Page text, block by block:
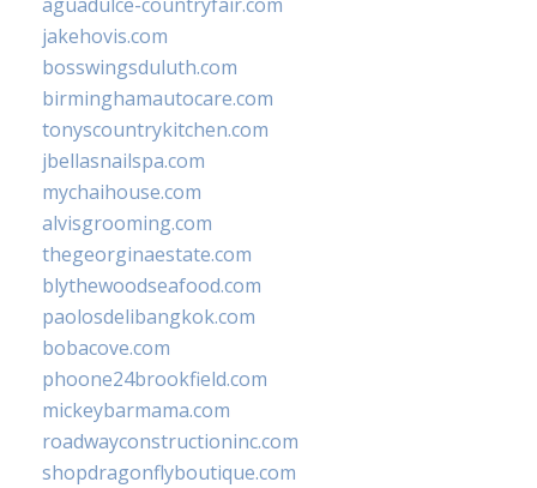
jakehovis.com
bosswingsduluth.com
birminghamautocare.com
tonyscountrykitchen.com
jbellasnailspa.com
mychaihouse.com
alvisgrooming.com
thegeorginaestate.com
blythewoodseafood.com
paolosdelibangkok.com
bobacove.com
phoone24brookfield.com
mickeybarmama.com
roadwayconstructioninc.com
shopdragonflyboutique.com